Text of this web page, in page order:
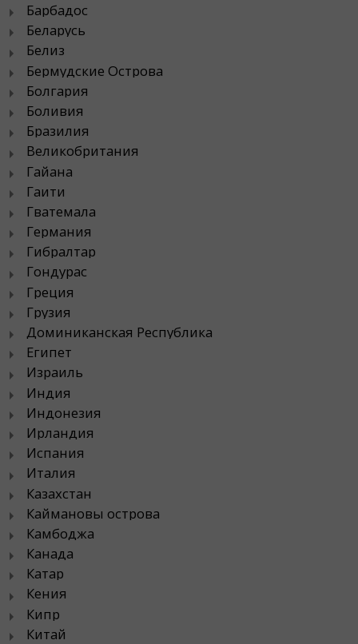
Барбадос
Беларусь
Белиз
Бермудские Острова
Болгария
Боливия
Бразилия
Великобритания
Гайана
Гаити
Гватемала
Германия
Гибралтар
Гондурас
Греция
Грузия
Доминиканская Республика
Египет
Израиль
Индия
Индонезия
Ирландия
Испания
Италия
Казахстан
Каймановы острова
Камбоджа
Канада
Катар
Кения
Кипр
Китай